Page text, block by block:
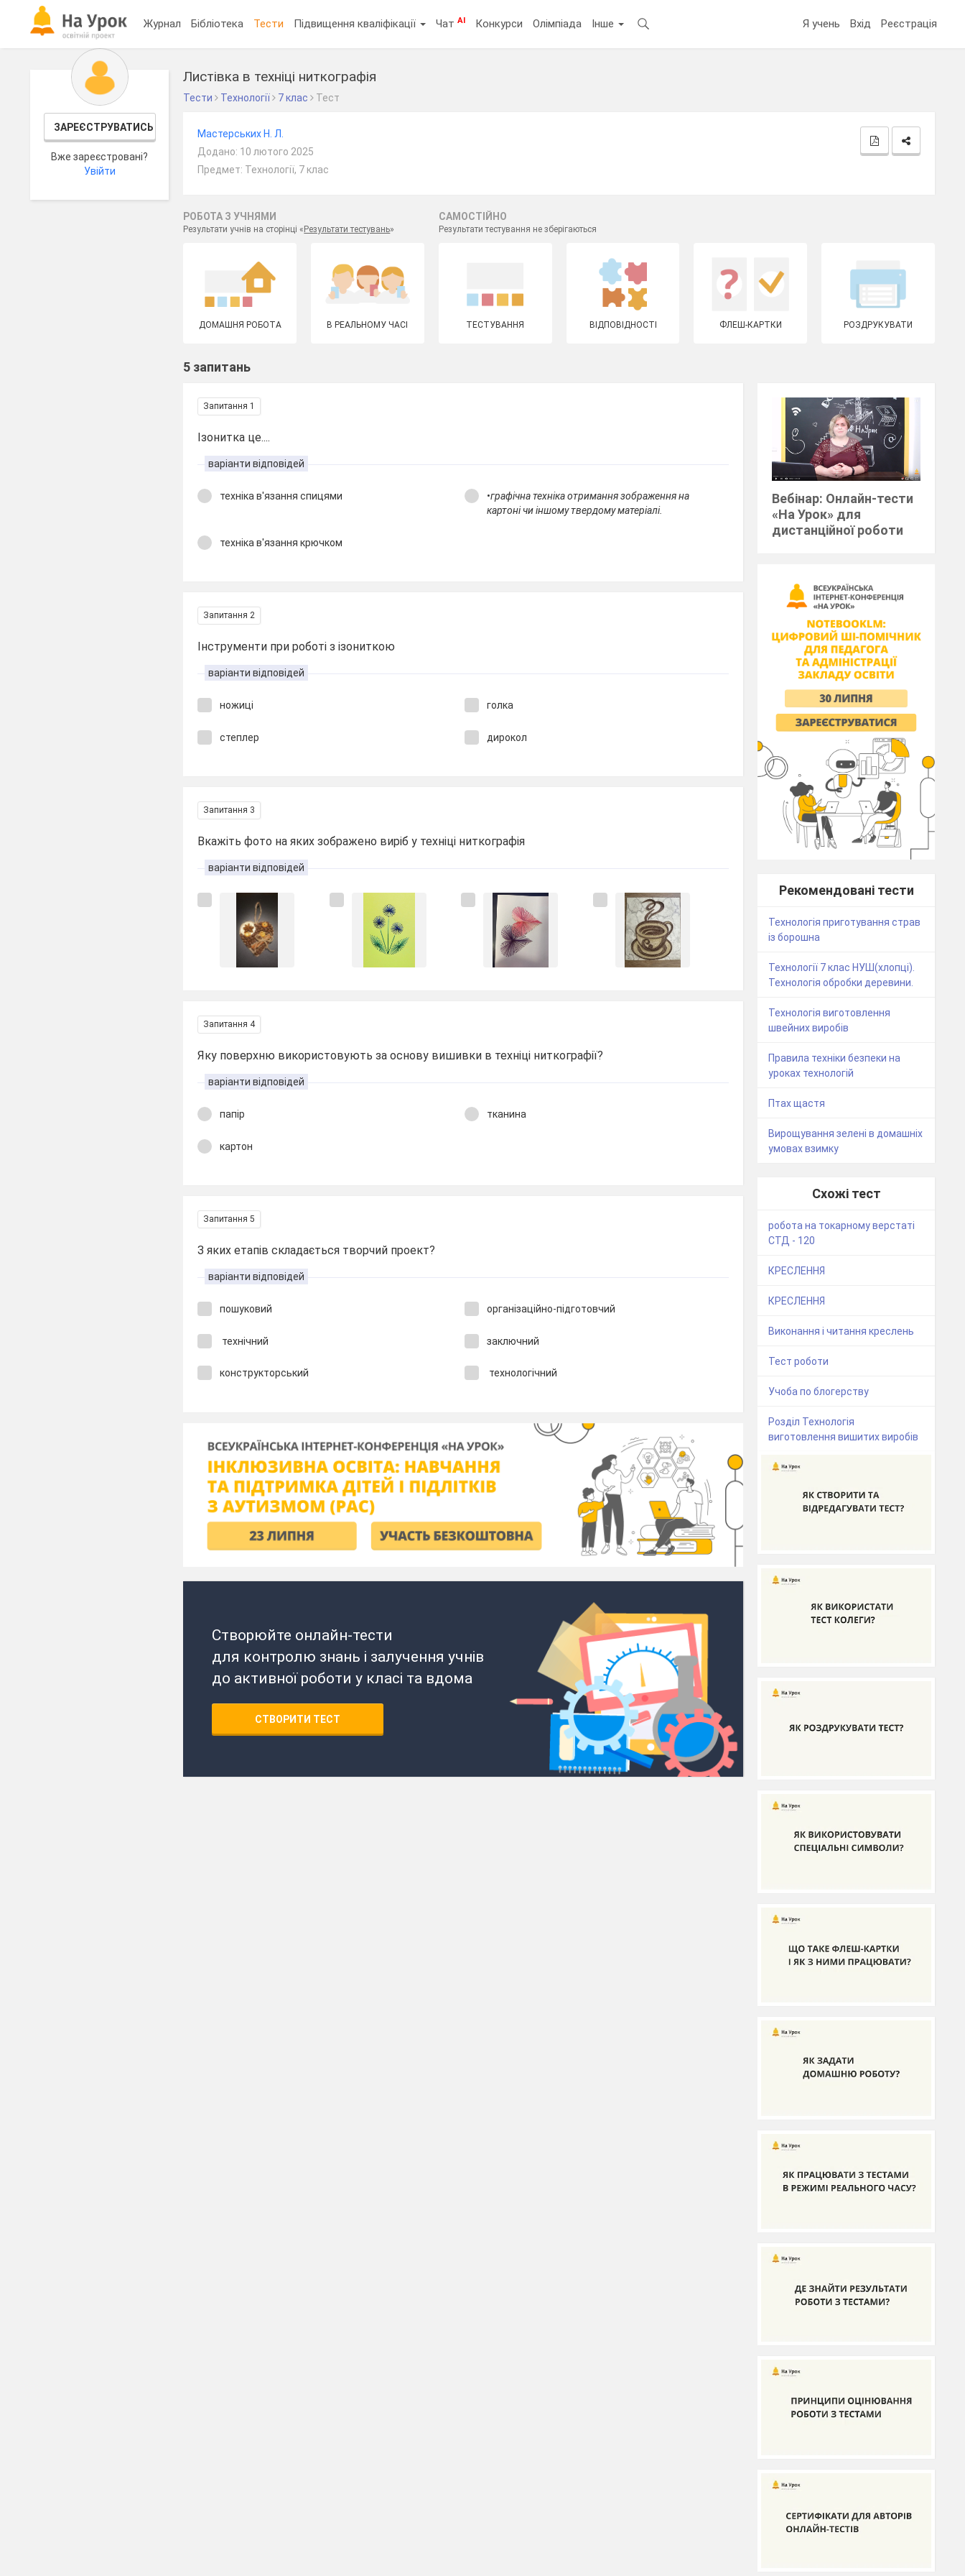
Журнал Бібліотека Тести Підвищення кваліфікації ЧатAI Конкурси Олімпіада Інше Я учень Вхід Реєстрація
ЗАРЕЄСТРУВАТИСЬ
Вже зареєстровані?
Увійти
Листівка в техніці ниткографія
Тести Технології 7 клас Тест
Мастерських Н. Л.
Додано: 10 лютого 2025
Предмет: Технології, 7 клас
РОБОТА З УЧНЯМИ
Результати учнів на сторінці « Результати тестувань»
САМОСТІЙНО
Результати тестування не зберігаються
ДОМАШНЯ РОБОТА В РЕАЛЬНОМУ ЧАСІ ТЕСТУВАННЯ ВІДПОВІДНОСТІ ФЛЕШ-КАРТКИ РОЗДРУКУВАТИ
5 запитань
Запитання 1
Ізонитка це....
варіанти відповідей
техніка в'язання спицями •графічна техніка отримання зображення на
картоні чи іншому твердому матеріалі.
техніка в'язання крючком
Запитання 2
Інструменти при роботі з ізониткою
варіанти відповідей
ножиці голка
степлер дирокол
Запитання 3
Вкажіть фото на яких зображено виріб у техніці ниткографія
варіанти відповідей
Запитання 4
Яку поверхню використовують за основу вишивки в техніці ниткографії?
варіанти відповідей
папір тканина
картон
Запитання 5
З яких етапів складається творчий проект?
варіанти відповідей
пошуковий організаційно-підготовчий
технічний заключний
конструкторський технологічний
Створюйте онлайн-тести
для контролю знань і залучення учнів
до активної роботи у класі та вдома
СТВОРИТИ ТЕСТ
Вебінар: Онлайн-тести
«На Урок» для
дистанційної роботи
Рекомендовані тести
Технологія приготування страв
із борошна
Технології 7 клас НУШ(хлопці).
Технологія обробки деревини.
Технологія виготовлення
швейних виробів
Правила техніки безпеки на
уроках технологій
Птах щастя
Вирощування зелені в домашніх
умовах взимку
Схожі тест
робота на токарному верстаті
СТД - 120
КРЕСЛЕННЯ
КРЕСЛЕННЯ
Виконання і читання креслень
Тест роботи
Учоба по блогерству
Розділ Технологія
виготовлення вишитих виробів